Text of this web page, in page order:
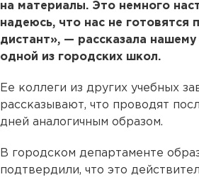
на материалы. Это немного
надеюсь, что нас не готовятся
дистант», — рассказала нашему
одной из городских школ.
Ее коллеги из других учебных
рассказывают, что проводят
дней аналогичным образом.
В городском департаменте
подтвердили, что это